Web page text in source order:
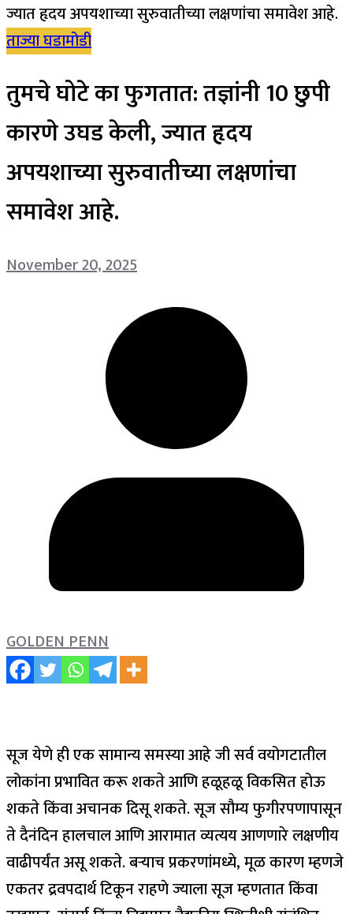
ताज्या घडामोडी
तुमचे घोटे का फुगतात: तज्ञांनी 10 छुपी
कारणे उघड केली, ज्यात हृदय
अपयशाच्या सुरुवातीच्या लक्षणांचा
समावेश आहे.
November 20, 2025
GOLDEN PENN
सूज येणे ही एक सामान्य समस्या आहे जी सर्व वयोगटातील
लोकांना प्रभावित करू शकते आणि हळूहळू विकसित होऊ
शकते किंवा अचानक दिसू शकते. सूज सौम्य फुगीरपणापासून
ते दैनंदिन हालचाल आणि आरामात व्यत्यय आणणारे लक्षणीय
वाढीपर्यंत असू शकते.बऱ्याच प्रकरणांमध्ये, मूळ कारण म्हणजे
एकतर द्रवपदार्थ टिकून राहणे ज्याला सूज म्हणतात किंवा